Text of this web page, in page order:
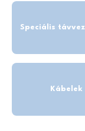
Speciális
Kábelek